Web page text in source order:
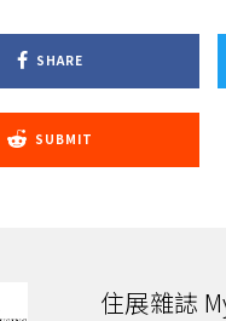
SHARE
SUBMIT
住展雜誌